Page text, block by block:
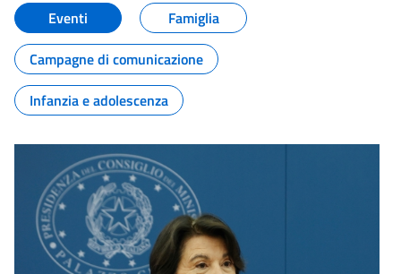
Eventi
Famiglia
Campagne di comunicazione
Infanzia e adolescenza